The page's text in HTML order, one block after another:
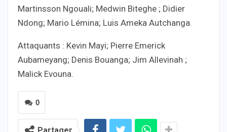
Martinsson Ngouali; Medwin Biteghe ; Didier
Ndong; Mario Lémina; Luis Ameka Autchanga.
Attaquants : Kevin Mayi; Pierre Emerick
Aubameyang; Denis Bouanga; Jim Allevinah ;
Malick Evouna.
0
Partager